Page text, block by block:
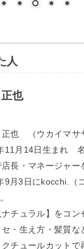
人
也
也 （ウカイマサ
11月14日生まれ
店長・マネージャー
9月3日にkocchi.（
ナチュラル】をコ
セ・生え方・髪質な
クチュールカットで